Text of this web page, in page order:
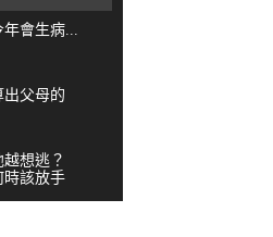
會生病...
出父母的
想逃？
時該放手
當夫妻？批婚配